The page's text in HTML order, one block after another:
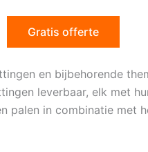
Gratis offerte
en bijbehorende
leverbaar, elk met
palen in combinatie met